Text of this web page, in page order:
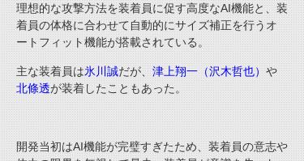
理想的な攻撃方法を装着員に促す高度なAI機能と、装
着員の体格に合わせて自動的にサイズ補正を行うオ
ートフィット機能が搭載されている。
主な装着員は氷川誠だが、 津上翔一（沢木哲也） や
北條透が装着したこともあった。
開発当初はAI機能が完璧すぎたため、装着員の意志や